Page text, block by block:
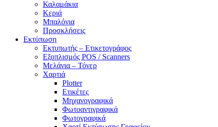
Καλαμάκια
Κεριά
Μπαλόνια
Προσκλήσεις
Εκτύπωση
Εκτυπωτής – Ετικετογράφος
Εξοπλισμός POS / Scanners
Μελάνια – Τόνερ
Χαρτιά
Plotter
Ετικέτες
Μηχανογραφικά
Φωτοαντιγραφικά
Φωτογραφικά